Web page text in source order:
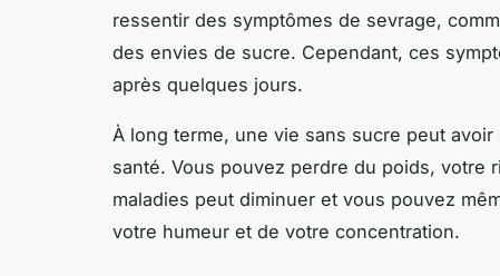
ressentir des symptômes de sevrage,
des envies de sucre. Cependant, ces
après quelques jours.
À long terme, une vie sans sucre peut
santé. Vous pouvez perdre du poids, votre
maladies peut diminuer et vous pouvez
votre humeur et de votre concentration.